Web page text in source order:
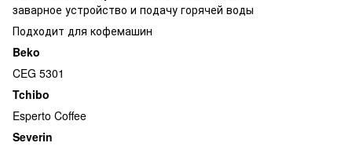
заварное устройство и подачу горячей воды
Подходит для кофемашин
Beko
CEG 5301
Tchibo
Esperto Coffee
Severin